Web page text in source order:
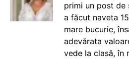
primi un post de
a făcut naveta
mare bucurie,
adevărata
vede la clasă, în